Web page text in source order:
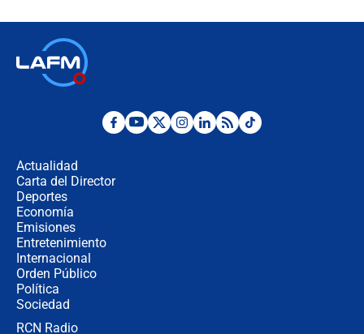
¿Por qué De la Espriella gobernará
Actualidad
Carta del Director
Deportes
Economía
Emisiones
Entretenimiento
Internacional
Orden Público
Política
Sociedad
RCN Radio